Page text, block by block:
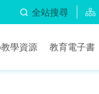
全站搜尋
學資源 教育電子書